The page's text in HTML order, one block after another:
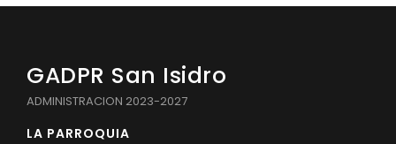
GADPR San Isidro
ADMINISTRACION 2023-2027
LA PARROQUIA